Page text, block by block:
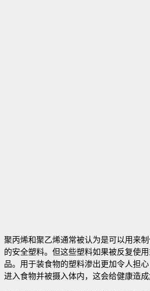
聚丙烯和聚乙烯通常被认为是可以用来
的安全塑料。但这些塑料如果被反复使
品。用于装食物的塑料渗出更加令人担
进入食物并被摄入体内，这会给健康造成